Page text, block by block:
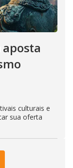
culturais e
sua oferta